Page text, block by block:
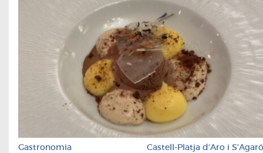
Gastronomia Castell-Platja d'Aro i S'Agaró